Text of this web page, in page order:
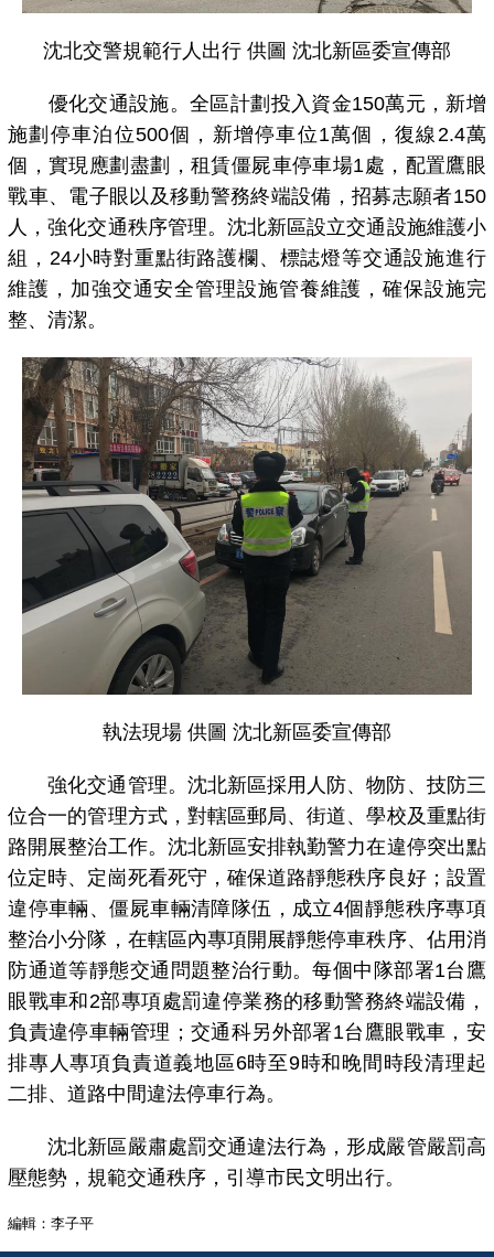
沈北交警規範行人出行 供圖 沈北新區委宣傳部
優化交通設施。全區計劃投入資金150萬元，新增
施劃停車泊位500個，新增停車位1萬個，復線2.4萬
個，實現應劃盡劃，租賃僵屍車停車場1處，配置鷹眼
戰車、電子眼以及移動警務終端設備，招募志願者150
人，強化交通秩序管理。沈北新區設立交通設施維護小
組，24小時對重點街路護欄、標誌燈等交通設施進行
維護，加強交通安全管理設施管養維護，確保設施完
整、清潔。
執法現場 供圖 沈北新區委宣傳部
強化交通管理。沈北新區採用人防、物防、技防三
位合一的管理方式，對轄區郵局、街道、學校及重點街
路開展整治工作。沈北新區安排執勤警力在違停突出點
位定時、定崗死看死守，確保道路靜態秩序良好；設置
違停車輛、僵屍車輛清障隊伍，成立4個靜態秩序專項
整治小分隊，在轄區內專項開展靜態停車秩序、佔用消
防通道等靜態交通問題整治行動。每個中隊部署1台鷹
眼戰車和2部專項處罰違停業務的移動警務終端設備，
負責違停車輛管理；交通科另外部署1台鷹眼戰車，安
排專人專項負責道義地區6時至9時和晚間時段清理起
二排、道路中間違法停車行為。
沈北新區嚴肅處罰交通違法行為，形成嚴管嚴罰高
壓態勢，規範交通秩序，引導市民文明出行。
編輯：李子平